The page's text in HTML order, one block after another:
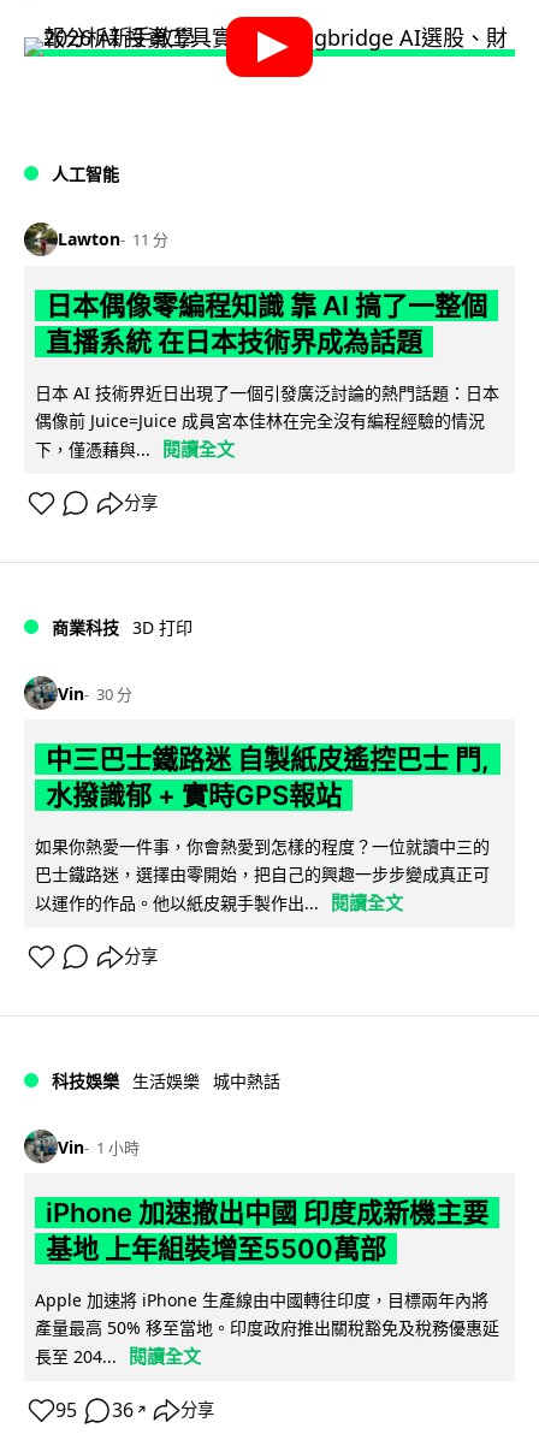
人工智能
Lawton 11 分
日本偶像零編程知識 靠 AI 搞了一整個
直播系統 在日本技術界成為話題
日本 AI 技術界近日出現了一個引發廣泛討論的熱門話題：日本
偶像前 Juice=Juice 成員宮本佳林在完全沒有編程經驗的情況
下，僅憑藉與...
閱讀全文
分享
商業科技 3D 打印
Vin 30 分
中三巴士鐵路迷 自製紙皮遙控巴士 門,
水撥識郁 + 實時GPS報站
如果你熱愛一件事，你會熱愛到怎樣的程度？一位就讀中三的
巴士鐵路迷，選擇由零開始，把自己的興趣一步步變成真正可
以運作的作品。他以紙皮親手製作出...
閱讀全文
分享
科技娛樂 生活娛樂 城中熱話
Vin 1 小時
iPhone 加速撤出中國 印度成新機主要
基地 上年組裝增至5500萬部
Apple 加速將 iPhone 生產線由中國轉往印度，目標兩年內將
產量最高 50% 移至當地。印度政府推出關稅豁免及稅務優惠延
長至 204...
閱讀全文
95 36 ↗ 分享